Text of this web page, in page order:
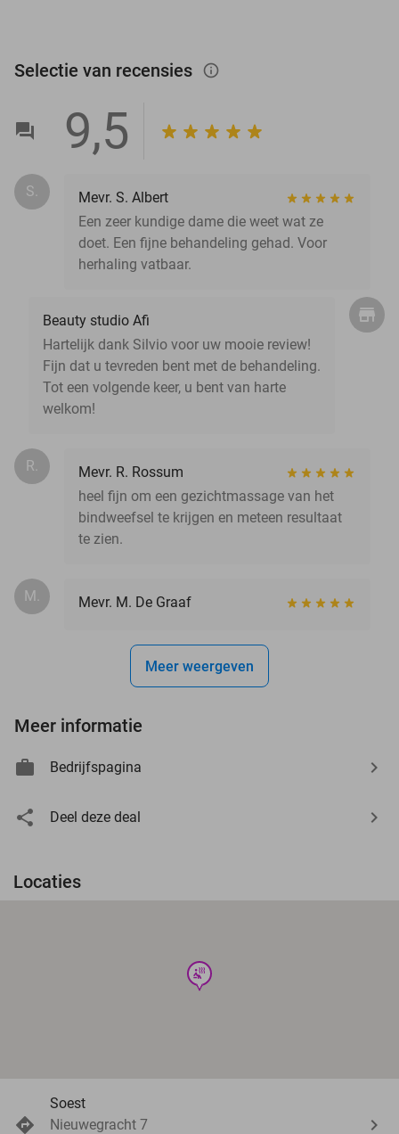
Selectie van recensies info_outlined
9,5
S.
Mevr. S. Albert
Een zeer kundige dame die weet wat ze
doet. Een fijne behandeling gehad. Voor
herhaling vatbaar.
Beauty studio Afi
Hartelijk dank Silvio voor uw mooie review!
Fijn dat u tevreden bent met de behandeling.
Tot een volgende keer, u bent van harte
welkom!
R.
Mevr. R. Rossum
heel fijn om een gezichtmassage van het
bindweefsel te krijgen en meteen resultaat
te zien.
M. Mevr. M. De Graaf
Meer weergeven
Meer informatie
Bedrijfspagina
Deel deze deal
Locaties
wellness
Soest
Nieuwegracht 7